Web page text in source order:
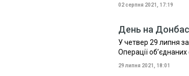
02 серпня 2021, 17:19
День на
У четвер 29 липня
Операції
29 липня 2021, 18:01